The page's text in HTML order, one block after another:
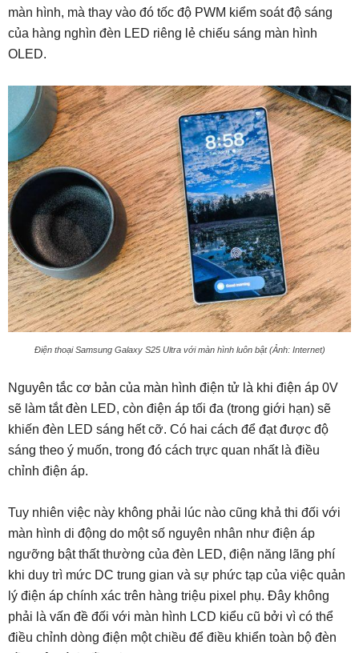
màn hình, mà thay vào đó tốc độ PWM kiểm soát độ sáng
của hàng nghìn đèn LED riêng lẻ chiếu sáng màn hình
OLED.
Điện thoại Samsung Galaxy S25 Ultra với màn hình luôn bật (Ảnh: Internet)
Nguyên tắc cơ bản của màn hình điện tử là khi điện áp 0V
sẽ làm tắt đèn LED, còn điện áp tối đa (trong giới hạn) sẽ
khiến đèn LED sáng hết cỡ. Có hai cách để đạt được độ
sáng theo ý muốn, trong đó cách trực quan nhất là điều
chỉnh điện áp.
Tuy nhiên việc này không phải lúc nào cũng khả thi đối với
màn hình di động do một số nguyên nhân như điện áp
ngưỡng bật thất thường của đèn LED, điện năng lãng phí
khi duy trì mức DC trung gian và sự phức tạp của việc quản
lý điện áp chính xác trên hàng triệu pixel phụ. Đây không
phải là vấn đề đối với màn hình LCD kiểu cũ bởi vì có thể
điều chỉnh dòng điện một chiều để điều khiển toàn bộ đèn